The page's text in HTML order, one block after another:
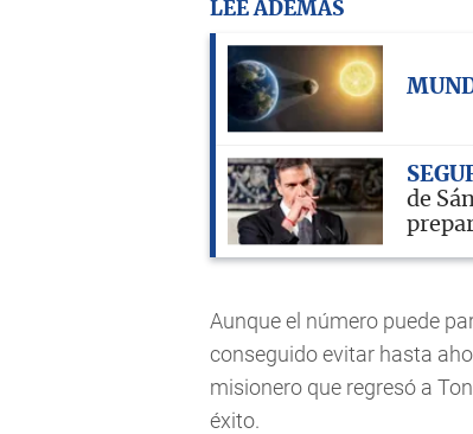
LEE ADEMÁS
de
Aunque el número puede
conseguido evitar hasta
misionero que regresó a
éxito.